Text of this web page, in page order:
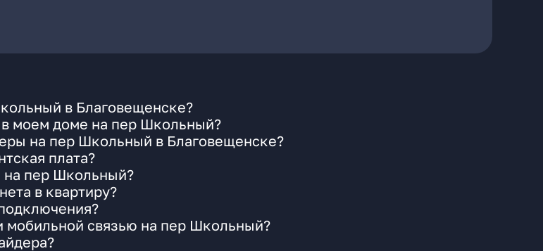
в Благовещенске?
моем доме на пер Школьный?
на пер Школьный в Благовещенске?
плата?
на пер Школьный?
в квартиру?
мобильной связью на пер Школьный?